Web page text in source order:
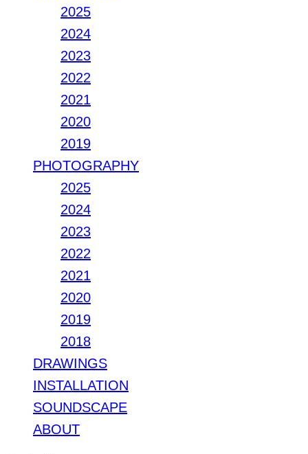
2025
2024
2023
2022
2021
2020
2019
PHOTOGRAPHY
2025
2024
2023
2022
2021
2020
2019
2018
DRAWINGS
INSTALLATION
SOUNDSCAPE
ABOUT